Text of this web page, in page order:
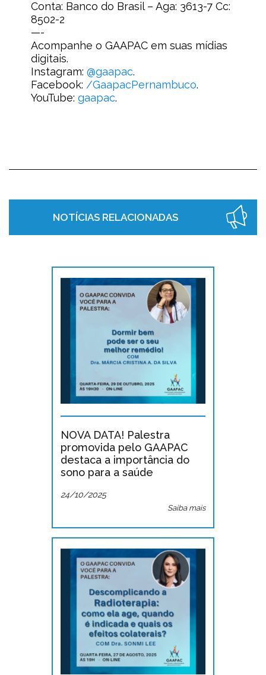
Conta: Banco do Brasil – Aga: 3613-7 Cc:
8502-2
—-
Acompanhe o GAAPAC em suas mídias
digitais.
Instagram:@gaapac.
Facebook: /GaapacPernambuco.
YouTube:gaapac.
NOTÍCIAS RELACIONADAS
NOVA DATA! Palestra
promovida pelo GAAPAC
destaca a importância do
sono para a saúde
24/10/2025
Saiba mais